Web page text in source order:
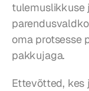
tulemuslikkuse
oma protsesse
pakkujaga.
Ettevõtted, kes